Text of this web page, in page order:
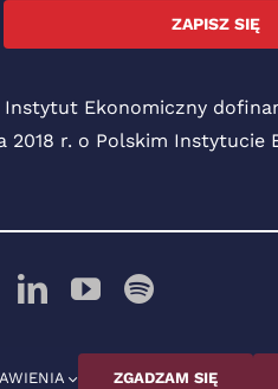
ZAPISZ SIĘ
Ekonomiczny
r. o Polskim Instytucie
EkonomicznyZGADZAM SIĘ